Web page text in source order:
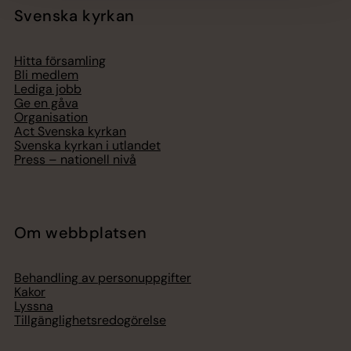
Svenska kyrkan
Hitta församling
Bli medlem
Lediga jobb
Ge en gåva
Organisation
Act Svenska kyrkan
Svenska kyrkan i utlandet
Press – nationell nivå
Om webbplatsen
Behandling av personuppgifter
Kakor
Lyssna
Tillgänglighetsredogörelse